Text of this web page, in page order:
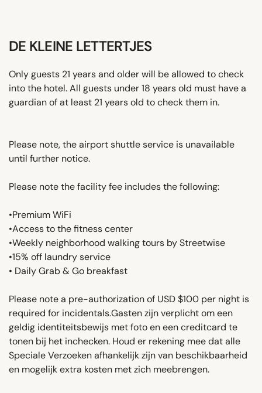
DE KLEINE LETTERTJES
Only guests 21 years and older will be allowed to check
into the hotel. All guests under 18 years old must have a
guardian of at least 21 years old to check them in.
Please note, the airport shuttle service is unavailable
until further notice.
Please note the facility fee includes the following:
•Premium WiFi
•Access to the fitness center
•Weekly neighborhood walking tours by Streetwise
•15% off laundry service
• Daily Grab & Go breakfast
Please note a pre-authorization of USD $100 per night is
required for incidentals.Gasten zijn verplicht om een ​​
geldig identiteitsbewijs met foto en een creditcard te
tonen bij het inchecken. Houd er rekening mee dat alle
Speciale Verzoeken afhankelijk zijn van beschikbaarheid
en mogelijk extra kosten met zich meebrengen.